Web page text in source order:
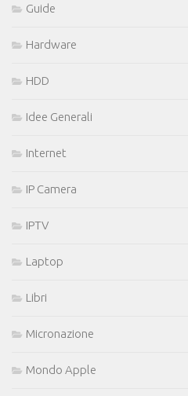
Guide
Hardware
HDD
Idee Generali
Internet
IP Camera
IPTV
Laptop
Libri
Micronazione
Mondo Apple